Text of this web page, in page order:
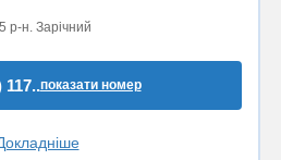
р-н. Зарічний
117..показати номер